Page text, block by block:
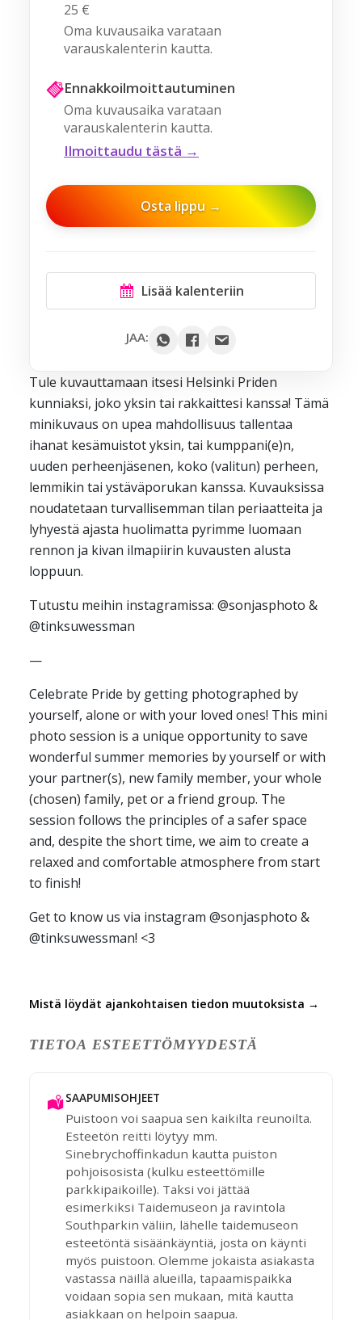
Tule kuvauttamaan itsesi Helsinki Priden
kunniaksi, joko yksin tai rakkaittesi kanssa! Tämä
minikuvaus on upea mahdollisuus tallentaa
ihanat kesämuistot yksin, tai kumppani(e)n,
uuden perheenjäsenen, koko (valitun) perheen,
lemmikin tai ystäväporukan kanssa. Kuvauksissa
noudatetaan turvallisemman tilan periaatteita ja
lyhyestä ajasta huolimatta pyrimme luomaan
rennon ja kivan ilmapiirin kuvausten alusta
loppuun.
Tutustu meihin instagramissa: @sonjasphoto &
@tinksuwessman
—
Celebrate Pride by getting photographed by
yourself, alone or with your loved ones! This mini
photo session is a unique opportunity to save
wonderful summer memories by yourself or with
your partner(s), new family member, your whole
(chosen) family, pet or a friend group. The
session follows the principles of a safer space
and, despite the short time, we aim to create a
relaxed and comfortable atmosphere from start
to finish!
Get to know us via instagram @sonjasphoto &
@tinksuwessman! <3
Mistä löydät ajankohtaisen tiedon muutoksista →
TIETOA ESTEETTÖMYYDESTÄ
SAAPUMISOHJEET
Puistoon voi saapua sen kaikilta reunoilta.
Esteetön reitti löytyy mm.
Sinebrychoffinkadun kautta puiston
pohjoisosista (kulku esteettömille
parkkipaikoille). Taksi voi jättää
esimerkiksi Taidemuseon ja ravintola
Southparkin väliin, lähelle taidemuseon
esteetöntä sisäänkäyntiä, josta on käynti
myös puistoon. Olemme jokaista asiakasta
vastassa näillä alueilla, tapaamispaikka
voidaan sopia sen mukaan, mitä kautta
asiakkaan on helpoin saapua.
25 €
Oma kuvausaika varataan
varauskalenterin kautta.
Ennakkoilmoittautuminen
Oma kuvausaika varataan
varauskalenterin kautta.
Ilmoittaudu tästä →
Osta lippu →
Lisää kalenteriin
Yahoo
iCal / .ics
JAA: